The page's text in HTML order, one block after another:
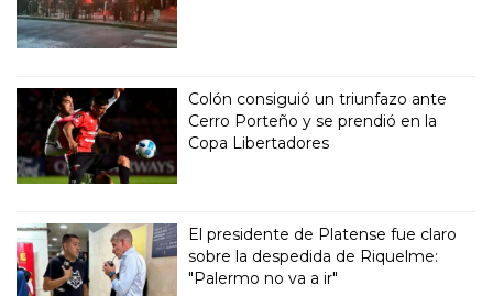
Colón consiguió un triunfazo ante
Cerro Porteño y se prendió en la
Copa Libertadores
El presidente de Platense fue claro
sobre la despedida de Riquelme:
"Palermo no va a ir"